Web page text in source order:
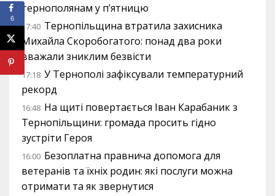
тернополянам у п’ятницю
17:40 Тернопільщина втратила захисника
Михайла Скоробогатого: понад два роки
вважали зниклим безвісти
17:18 У Тернополі зафіксували температурний
рекорд
16:48 На щиті повертається Іван Карабаник з
Тернопільщини: громада просить гідно
зустріти Героя
16:00 Безоплатна правнича допомога для
ветеранів та їхніх родин: які послуги можна
отримати та як звернутися
6